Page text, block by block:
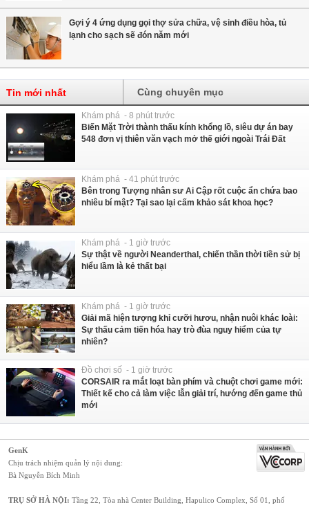
Gợi ý 4 ứng dụng gọi thợ sửa chữa, vệ sinh điều hòa, tủ
lạnh cho sạch sẽ đón năm mới
Tin mới nhất Cùng chuyên mục
Khám phá - 8 phút trước
Biến Mặt Trời thành thấu kính khổng lồ, siêu dự án bay
548 đơn vị thiên văn vạch mở thế giới ngoài Trái Đất
Khám phá - 41 phút trước
Bên trong Tượng nhân sư Ai Cập rốt cuộc ẩn chứa bao
nhiêu bí mật? Tại sao lại cấm khảo sát khoa học?
Khám phá - 1 giờ trước
Sự thật về người Neanderthal, chiến thần thời tiền sử bị
hiểu lầm là kẻ thất bại
Khám phá - 1 giờ trước
Giải mã hiện tượng khỉ cưỡi hươu, nhận nuôi khác loài:
Sự thấu cảm tiến hóa hay trò đùa nguy hiểm của tự
nhiên?
Đồ chơi số - 1 giờ trước
CORSAIR ra mắt loạt bàn phím và chuột chơi game mới:
Thiết kế cho cả làm việc lẫn giải trí, hướng đến game thủ
mới
GenK
Chịu trách nhiệm quản lý nội dung:
Bà Nguyễn Bích Minh
TRỤ SỞ HÀ NỘI: Tầng 22, Tòa nhà Center Building, Hapulico Complex, Số 01, phố